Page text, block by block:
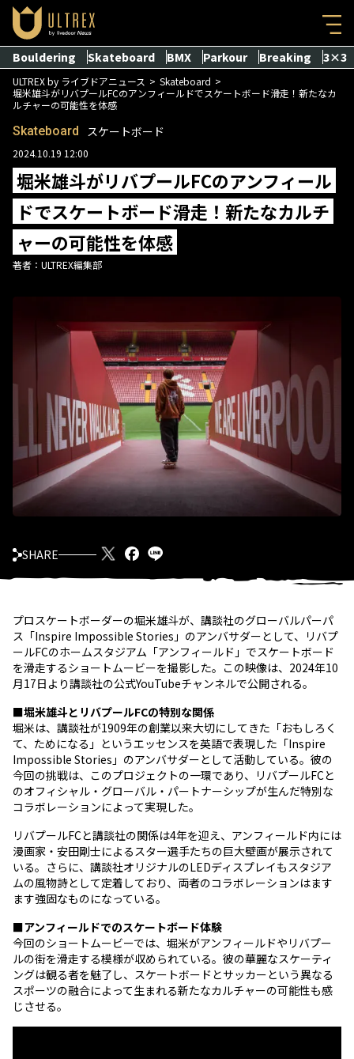
Bouldering Skateboard BMX Parkour Breaking 3×3
ULTREX by ライブドアニュース
Skateboard
堀米雄斗がリバプールFCのアンフィールドでスケートボード滑走！新たなカ
ルチャーの可能性を体感
Skateboard スケートボード
2024.10.19 12:00
堀米雄斗がリバプールFCのアンフィール
ドでスケートボード滑走！新たなカルチ
ャーの可能性を体感
著者： ULTREX編集部
SHARE
プロスケートボーダーの堀米雄斗が、講談社のグローバルパーパ
ス「Inspire Impossible Stories」のアンバサダーとして、リバプ
ールFCのホームスタジアム「アンフィールド」でスケートボード
を滑走するショートムービーを撮影した。この映像は、2024年10
月17日より講談社の公式YouTubeチャンネルで公開される。
■堀米雄斗とリバプールFCの特別な関係
堀米は、講談社が1909年の創業以来大切にしてきた「おもしろく
て、ためになる」というエッセンスを英語で表現した「Inspire
Impossible Stories」のアンバサダーとして活動している。彼の
今回の挑戦は、このプロジェクトの一環であり、リバプールFCと
のオフィシャル・グローバル・パートナーシップが生んだ特別な
コラボレーションによって実現した。
リバプールFCと講談社の関係は4年を迎え、アンフィールド内には
漫画家・安田剛士によるスター選手たちの巨大壁画が展示されて
いる。さらに、講談社オリジナルのLEDディスプレイもスタジア
ムの風物詩として定着しており、両者のコラボレーションはます
ます強固なものになっている。
■アンフィールドでのスケートボード体験
今回のショートムービーでは、堀米がアンフィールドやリバプー
ルの街を滑走する模様が収められている。彼の華麗なスケーティ
ングは観る者を魅了し、スケートボードとサッカーという異なる
スポーツの融合によって生まれる新たなカルチャーの可能性も感
じさせる。